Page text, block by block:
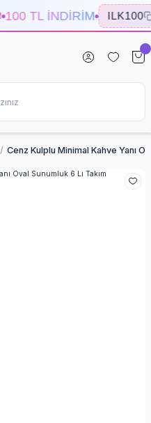
100 TL İNDİRİM ILK100
Cenz Kulplu Minimal Kahve Yanı